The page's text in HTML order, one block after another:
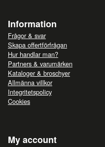
Information
Frågor & svar
Skapa offertförfrågan
Hur handlar man?
Partners & varumärken
Kataloger & broschyer
Allmänna villkor
Integritetspolicy
Cookies
My account